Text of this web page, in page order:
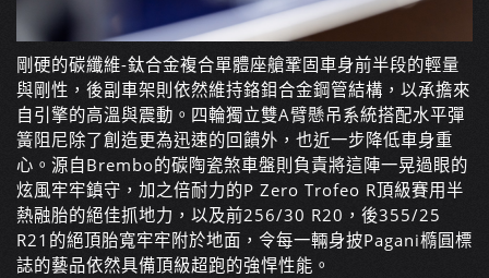
剛硬的碳纖維-鈦合金複合單體座艙鞏固車身前半段的輕量
與剛性，後副車架則依然維持鉻鉬合金鋼管結構，以承擔來
自引擎的高溫與震動。四輪獨立雙A臂懸吊系統搭配水平彈
簧阻尼除了創造更為迅速的回饋外，也近一步降低車身重
心。源自Brembo的碳陶瓷煞車盤則負責將這陣一晃過眼的
炫風牢牢鎮守，加之倍耐力的P Zero Trofeo R頂級賽用半
熱融胎的絕佳抓地力，以及前256/30 R20，後355/25
R21的絕頂胎寬牢牢附於地面，令每一輛身披Pagani橢圓標
誌的藝品依然具備頂級超跑的強悍性能。